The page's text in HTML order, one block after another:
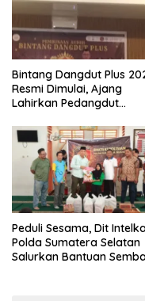
Bintang Dangdut Plus
Resmi Dimulai, Ajang
Lahirkan Pedangdut
Lestarikan Budaya
Peduli Sesama, Dit
Polda Sumatera Selatan
Salurkan Bantuan